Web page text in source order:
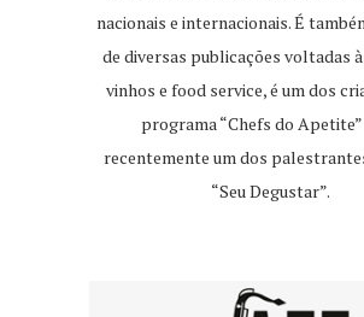
nacionais e internacionais. É
de diversas publicações voltadas
vinhos e food service, é um dos
programa “Chefs do Apetite”
recentemente um dos
“Seu Degustar”.